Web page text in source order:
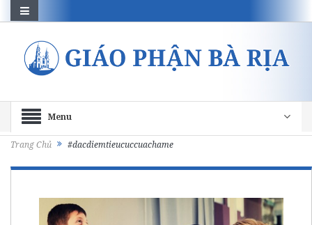
Menu
Trang Chủ #dacdiemtieucuccuachame